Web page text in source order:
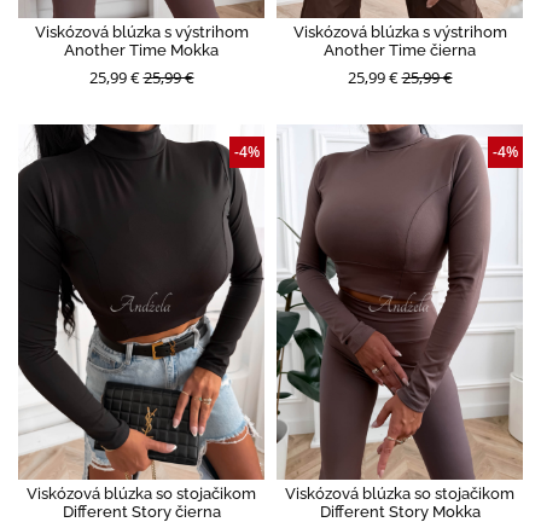
Viskózová blúzka s výstrihom
Another Time Mokka
25,99 €25,99 €
Viskózová blúzka s výstrihom
Another Time čierna
25,99 €25,99 €
Viskózová blúzka so stojačikom
Different Story čierna
-4%
Viskózová blúzka so stojačikom
Different Story Mokka
-4%